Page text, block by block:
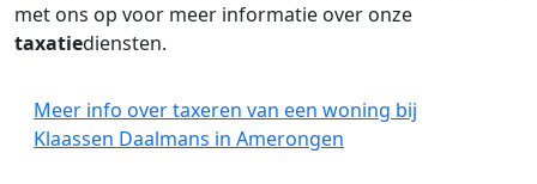
met ons op voor meer informatie over onze
taxatiediensten.
Meer info over taxeren van een woning bij
Klaassen Daalmans in Amerongen